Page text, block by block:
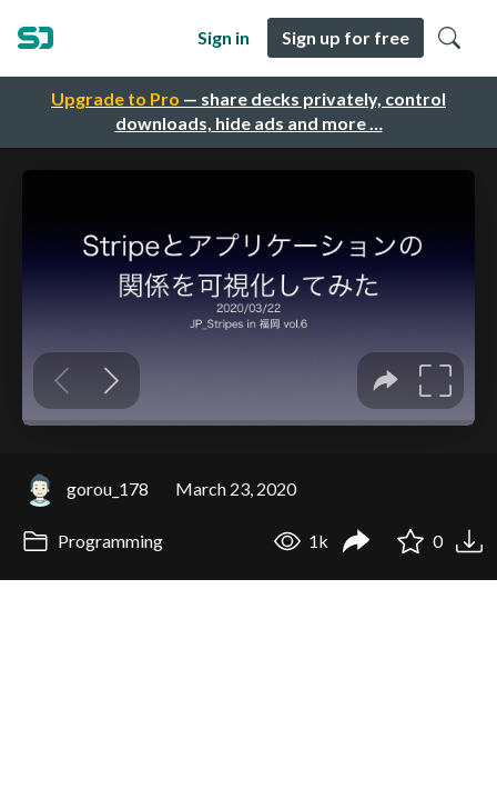
Upgrade to Pro — share decks privately, control
downloads, hide ads and more …
Sign in Sign up for free
gorou_178 March 23, 2020
Programming 1k 0